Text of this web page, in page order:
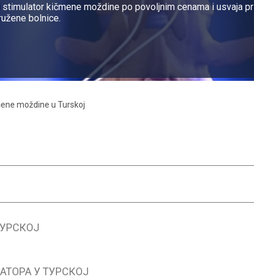
kičmene moždine po povoljnim cenama i usvaja
bolnice.
moždine u Turskoj
У ТУРСКОЈ